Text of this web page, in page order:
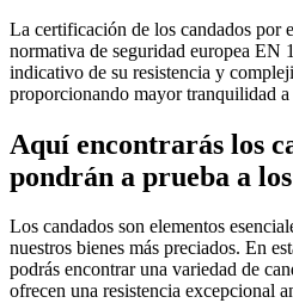
La certificación de los candados por
normativa de seguridad europea EN
indicativo de su resistencia y
proporcionando mayor tranquilidad a
Aquí encontrarás los
pondrán a prueba a
Los candados son elementos
nuestros bienes más preciados. En
podrás encontrar una variedad de
ofrecen una resistencia excepcional